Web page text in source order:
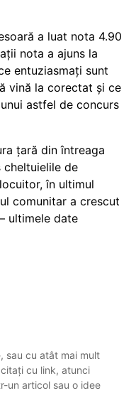
a luat nota 4.90
nota a ajuns la
entuziasmați sunt
vină la corectat și ce
astfel de concurs
țară din întreaga
cheltuielile de
în ultimul
comunitar a crescut
ultimele date
sau cu atât mai mult
cu link, atunci
un articol sau o idee